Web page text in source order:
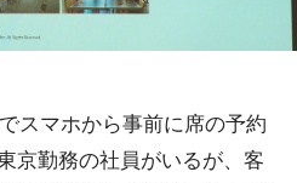
スマホから事前に席の予約
京勤務の社員がいるが、客